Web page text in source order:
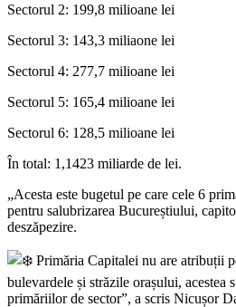
Sectorul 2: 199,8 milioane lei
Sectorul 3: 143,3 miliaone lei
Sectorul 4: 277,7 milioane lei
Sectorul 5: 165,4 milioane lei
Sectorul 6: 128,5 milioane lei
În total: 1,1423 miliarde de lei.
„Acesta este bugetul pe care cele 6
pentru salubrizarea Bucureștiului,
deszăpezire.
Primăria Capitalei nu are atribuții
bulevardele și străzile orașului, acestea
primăriilor de sector”, a scris Nicușor